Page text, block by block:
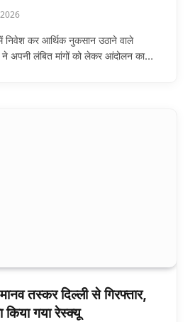
निवेश कर आर्थिक नुकसान उठाने वाले
अपनी लंबित मांगों को लेकर आंदोलन का…
तस्कर दिल्ली से गिरफ्तार,
किया गया रेस्क्यू